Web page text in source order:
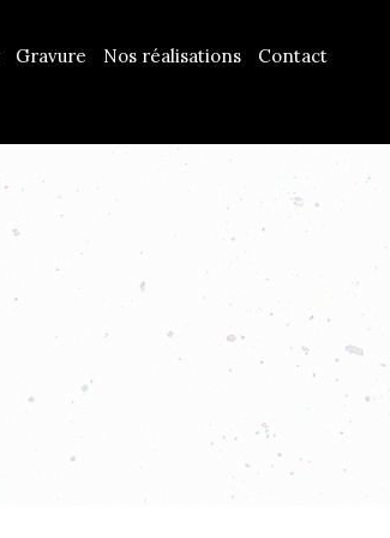
Gravure Nos réalisations Contact